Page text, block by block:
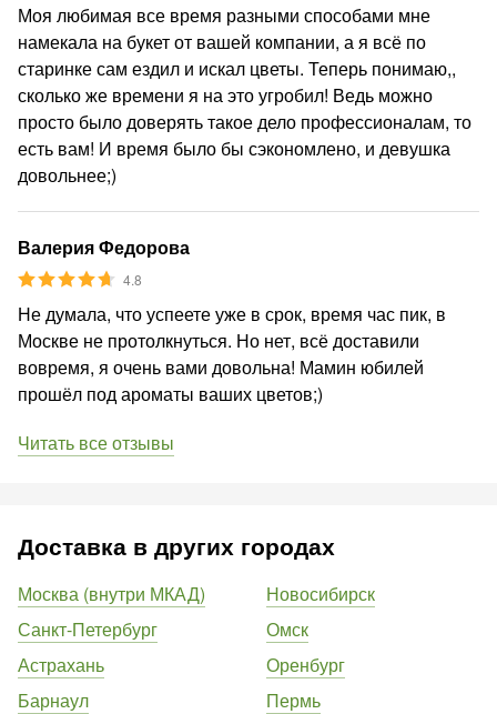
Моя любимая все время разными способами мне
намекала на букет от вашей компании, а я всё по
старинке сам ездил и искал цветы. Теперь понимаю,,
сколько же времени я на это угробил! Ведь можно
просто было доверять такое дело профессионалам, то
есть вам! И время было бы сэкономлено, и девушка
довольнее;)
Валерия Федорова
4.8
Не думала, что успеете уже в срок, время час пик, в
Москве не протолкнуться. Но нет, всё доставили
вовремя, я очень вами довольна! Мамин юбилей
прошёл под ароматы ваших цветов;)
Читать все отзывы
Доставка в других городах
Москва (внутри МКАД)
Санкт-Петербург
Астрахань
Барнаул
Новосибирск
Омск
Оренбург
Пермь